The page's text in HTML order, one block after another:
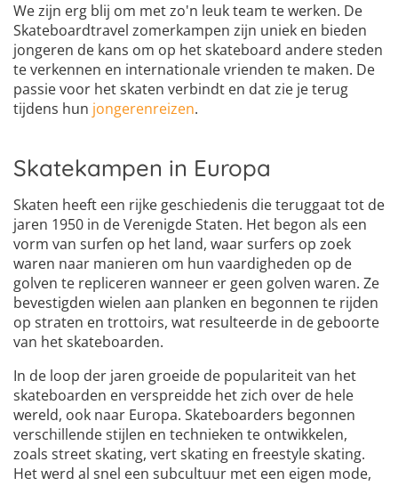
We zijn erg blij om met zo'n leuk team te werken. De
Skateboardtravel zomerkampen zijn uniek en bieden
jongeren de kans om op het skateboard andere steden
te verkennen en internationale vrienden te maken. De
passie voor het skaten verbindt en dat zie je terug
tijdens hun jongerenreizen.
Skatekampen in Europa
Skaten heeft een rijke geschiedenis die teruggaat tot de
jaren 1950 in de Verenigde Staten. Het begon als een
vorm van surfen op het land, waar surfers op zoek
waren naar manieren om hun vaardigheden op de
golven te repliceren wanneer er geen golven waren. Ze
bevestigden wielen aan planken en begonnen te rijden
op straten en trottoirs, wat resulteerde in de geboorte
van het skateboarden.
In de loop der jaren groeide de populariteit van het
skateboarden en verspreidde het zich over de hele
wereld, ook naar Europa. Skateboarders begonnen
verschillende stijlen en technieken te ontwikkelen,
zoals street skating, vert skating en freestyle skating.
Het werd al snel een subcultuur met een eigen mode,